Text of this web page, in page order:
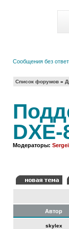
Сообщения без
Список форумов »
Модераторы:
Автор
skylex